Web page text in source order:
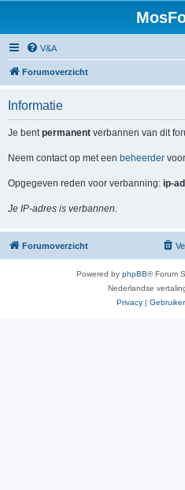
V&A
Forumoverzicht
Informatie
Je bentpermanent verbannen van dit
Neem contact op met een beheerder
Opgegeven reden voor verbanning: ip-
Je IP-adres is verbannen.
Forumoverzicht
Powered by phpBB® Forum
Nederlandse
Privacy |